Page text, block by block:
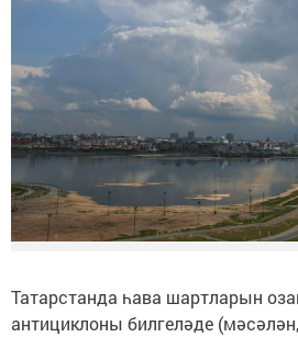
Татарстанда һава шартларын
антициклоны билгеләде